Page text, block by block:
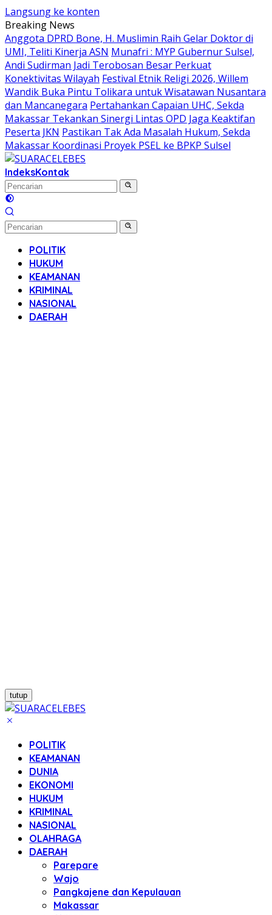
Langsung ke konten
Breaking News
Anggota DPRD Bone, H. Muslimin Raih Gelar Doktor di
UMI, Teliti Kinerja ASN Munafri : MYP Gubernur Sulsel,
Andi Sudirman Jadi Terobosan Besar Perkuat
Konektivitas Wilayah Festival Etnik Religi 2026, Willem
Wandik Buka Pintu Tolikara untuk Wisatawan Nusantara
dan Mancanegara Pertahankan Capaian UHC, Sekda
Makassar Tekankan Sinergi Lintas OPD Jaga Keaktifan
Peserta JKN Pastikan Tak Ada Masalah Hukum, Sekda
Makassar Koordinasi Proyek PSEL ke BPKP Sulsel
IndeksKontak
POLITIK
HUKUM
KEAMANAN
KRIMINAL
NASIONAL
DAERAH
tutup
POLITIK
KEAMANAN
DUNIA
EKONOMI
HUKUM
KRIMINAL
NASIONAL
OLAHRAGA
DAERAH
Parepare
Wajo
Pangkajene dan Kepulauan
Makassar